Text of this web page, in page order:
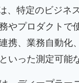
、特定のビジ
やプロダクトで
携、業務自動
いった測定可能